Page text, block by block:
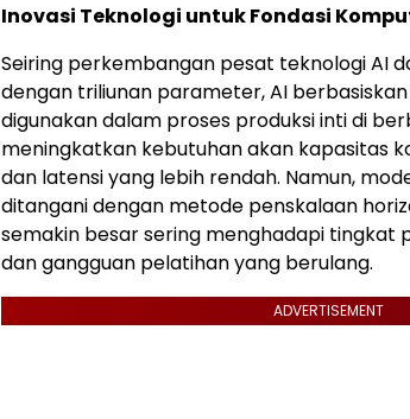
Inovasi Teknologi untuk Fondasi
Seiring perkembangan pesat teknologi AI
dengan triliunan parameter, AI
digunakan dalam proses produksi inti di
meningkatkan kebutuhan akan kapasitas
dan latensi yang lebih rendah. Namun,
ditangani dengan metode penskalaan
semakin besar sering menghadapi tingkat
dan gangguan pelatihan yang berulang.
ADVERTISEMENT